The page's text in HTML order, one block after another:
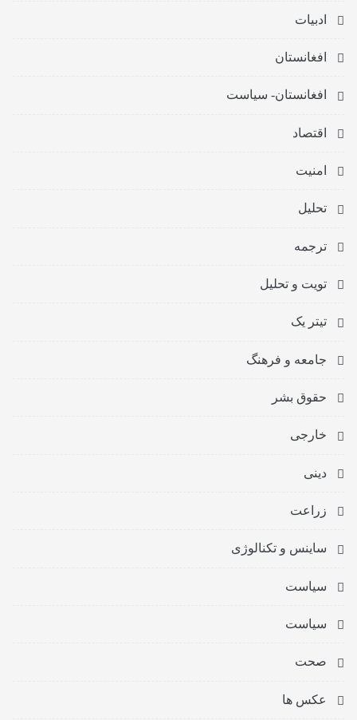
ادبیات
افغانستان
افغانستان- سیاست
اقتصاد
امنیت
تحلیل
ترجمه
تویت و تحلیل
تیتر یک
جامعه و فرهنگ
حقوق بشر
خارجی
دینی
زراعت
ساینس و تکنالوژی
سیاست
سیاست
صحت
عکس ها